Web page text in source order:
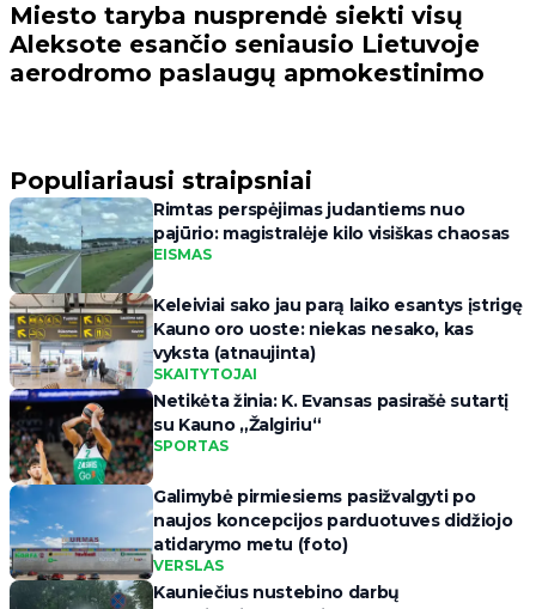
Miesto taryba nusprendė siekti visų
Aleksote esančio seniausio Lietuvoje
aerodromo paslaugų apmokestinimo
Populiariausi straipsniai
Rimtas perspėjimas judantiems nuo
pajūrio: magistralėje kilo visiškas chaosas
EISMAS
Keleiviai sako jau parą laiko esantys įstrigę
Kauno oro uoste: niekas nesako, kas
vyksta (atnaujinta)
SKAITYTOJAI
Netikėta žinia: K. Evansas pasirašė sutartį
su Kauno „Žalgiriu“
SPORTAS
Galimybė pirmiesiems pasižvalgyti po
naujos koncepcijos parduotuves didžiojo
atidarymo metu (foto)
VERSLAS
Kauniečius nustebino darbų